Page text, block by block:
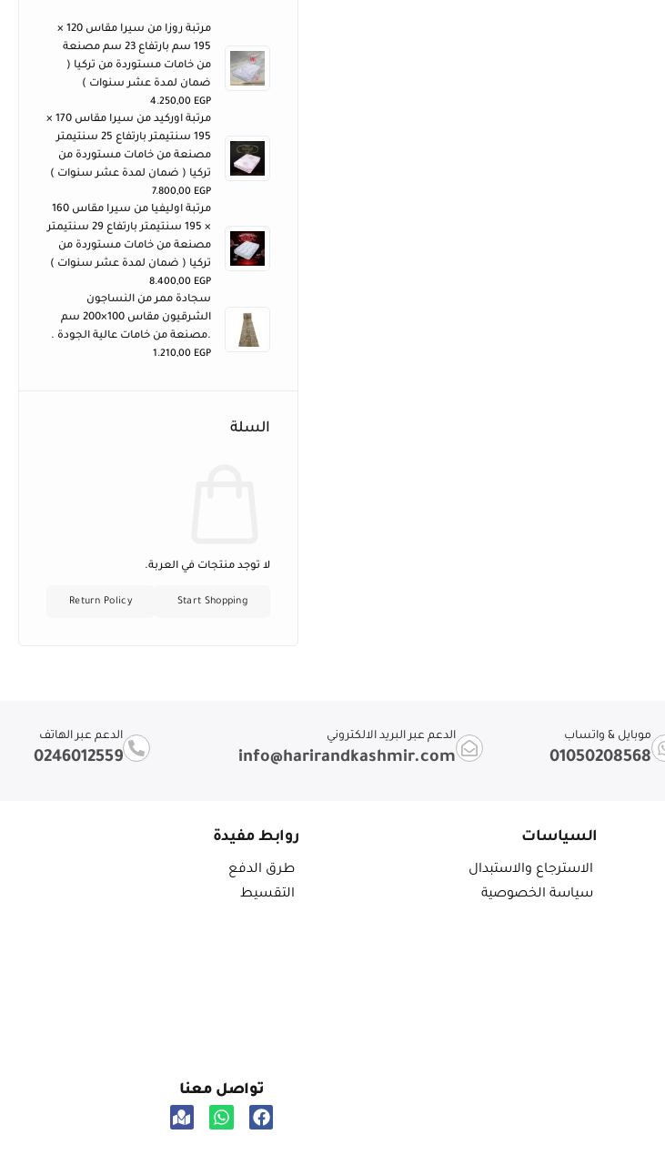
مرتبة روزا من سيرا مقاس 120 ×
195 سم بارتفاع 23 سم مصنعة
من خامات مستوردة من تركيا (
ضمان لمدة عشر سنوات )
4.250,00 EGP
مرتبة اوركيد من سيرا مقاس 170 ×
195 سنتيمتر بارتفاع 25 سنتيمتر
مصنعة من خامات مستوردة من
تركيا ( ضمان لمدة عشر سنوات )
7.800,00 EGP
مرتبة اوليفيا من سيرا مقاس 160
× 195 سنتيمتر بارتفاع 29 سنتيمتر
مصنعة من خامات مستوردة من
تركيا ( ضمان لمدة عشر سنوات )
8.400,00 EGP
سجادة ممر من النساجون
الشرقيون مقاس 100×200 سم
.مصنعة من خامات عالية الجودة .
1.210,00 EGP
السلة
لا توجد منتجات في العربة.
Start Shopping
Return Policy
موبايل & واتساب
01050208568
الدعم عبر البريد الالكتروني
info@harirandkashmir.com
الدعم عبر الهاتف
0246012559
السياسات
الاسترجاع والاستبدال
سياسة الخصوصية
روابط مفيدة
طرق الدفع
التقسيط
تواصل معنا